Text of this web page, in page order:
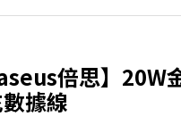
倍思】
據線